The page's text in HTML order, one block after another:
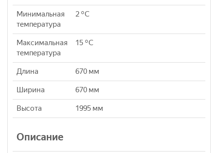
Минимальная
температура
2 °C
Максимальная
температура
15 °C
Длина 670 мм
Ширина 670 мм
Высота 1995 мм
Описание